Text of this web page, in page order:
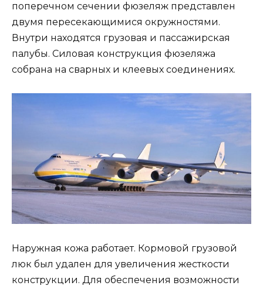
поперечном сечении фюзеляж представлен
двумя пересекающимися окружностями.
Внутри находятся грузовая и пассажирская
палубы. Силовая конструкция фюзеляжа
собрана на сварных и клеевых соединениях.
Наружная кожа работает. Кормовой грузовой
люк был удален для увеличения жесткости
конструкции. Для обеспечения возможности